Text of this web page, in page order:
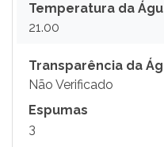
Temperatura da
21.00
Transparência da
Não Verificado
Espumas
3